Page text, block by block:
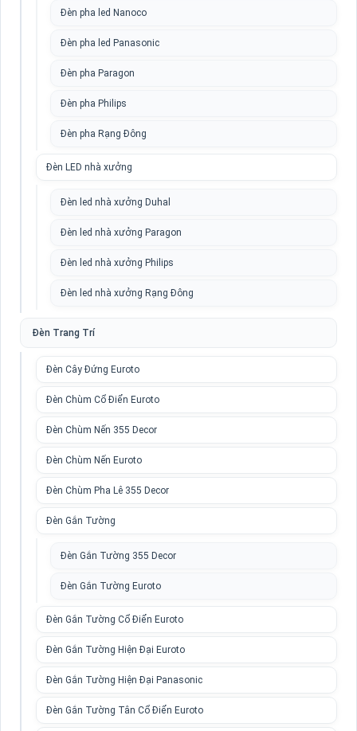
Đèn pha led Nanoco
Đèn pha led Panasonic
Đèn pha Paragon
Đèn pha Philips
Đèn pha Rạng Đông
Đèn LED nhà xưởng
Đèn led nhà xưởng Duhal
Đèn led nhà xưởng Paragon
Đèn led nhà xưởng Philips
Đèn led nhà xưởng Rạng Đông
Đèn Trang Trí
Đèn Cây Đứng Euroto
Đèn Chùm Cổ Điển Euroto
Đèn Chùm Nến 355 Decor
Đèn Chùm Nến Euroto
Đèn Chùm Pha Lê 355 Decor
Đèn Gắn Tường
Đèn Gắn Tường 355 Decor
Đèn Gắn Tường Euroto
Đèn Gắn Tường Cổ Điển Euroto
Đèn Gắn Tường Hiện Đại Euroto
Đèn Gắn Tường Hiện Đại Panasonic
Đèn Gắn Tường Tân Cổ Điển Euroto